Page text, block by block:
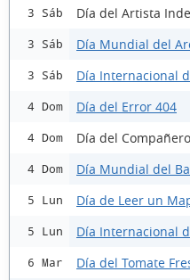
3 Sáb Día del Artista
3 Sáb Día Mundial del
3 Sáb Día Internacional
4 Dom Día del Error 404
4 Dom Día del
4 Dom Día Mundial del
5 Lun Día de Leer un
5 Lun Día Internacional
6 Mar Día del Tomate